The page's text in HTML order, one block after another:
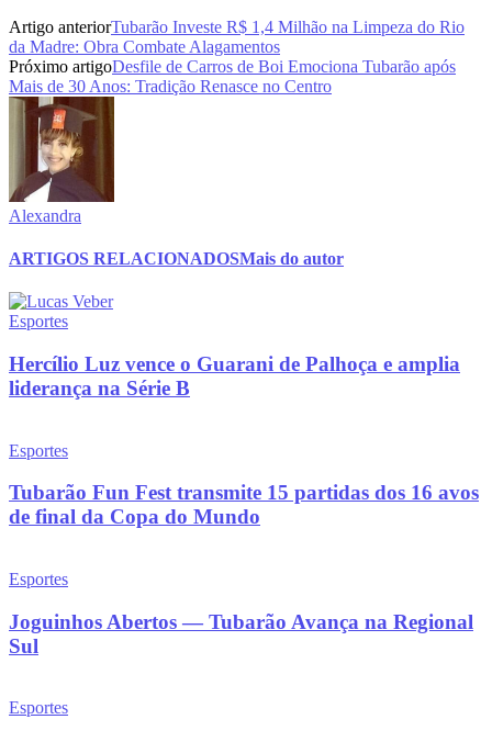
Artigo anteriorTubarão Investe R$ 1,4 Milhão na Limpeza do Rio
da Madre: Obra Combate Alagamentos
Próximo artigoDesfile de Carros de Boi Emociona Tubarão após
Mais de 30 Anos: Tradição Renasce no Centro
Alexandra
ARTIGOS RELACIONADOSMais do autor
Esportes
Hercílio Luz vence o Guarani de Palhoça e amplia
liderança na Série B
Esportes
Tubarão Fun Fest transmite 15 partidas dos 16 avos
de final da Copa do Mundo
Esportes
Joguinhos Abertos — Tubarão Avança na Regional
Sul
Esportes